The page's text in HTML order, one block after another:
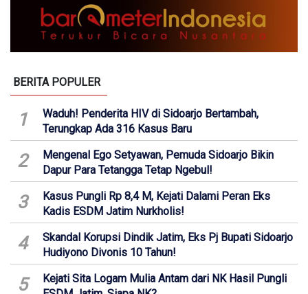
BERITA POPULER
1
Waduh! Penderita HIV di Sidoarjo Bertambah,
Terungkap Ada 316 Kasus Baru
2
Mengenal Ego Setyawan, Pemuda Sidoarjo Bikin
Dapur Para Tetangga Tetap Ngebul!
3
Kasus Pungli Rp 8,4 M, Kejati Dalami Peran Eks
Kadis ESDM Jatim Nurkholis!
4
Skandal Korupsi Dindik Jatim, Eks Pj Bupati Sidoarjo
Hudiyono Divonis 10 Tahun!
5
Kejati Sita Logam Mulia Antam dari NK Hasil Pungli